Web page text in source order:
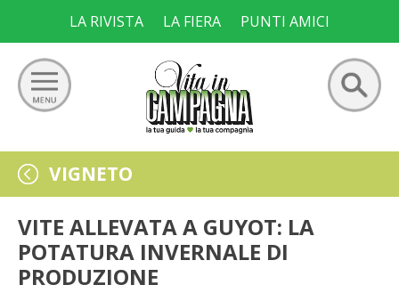
content
LA RIVISTA LA FIERA PUNTI AMICI
Ricerca
per:
GIARDINO
ORTO
FRUTTETO
VIGNETO
VITE ALLEVATA A GUYOT: LA
POTATURA INVERNALE DI
PRODUZIONE